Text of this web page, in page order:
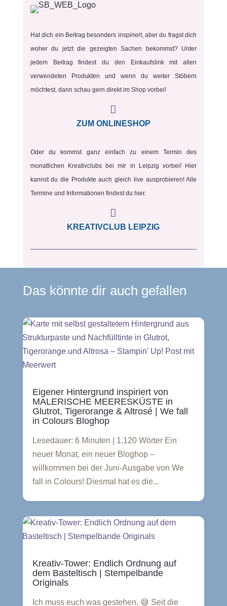
Hat dich ein Beitrag besonders inspiriert, aber du fragst dich
woher du jetzt die gezeigten Sachen bekommst? Unter
jedem Beitrag findest du den Einkaufslink mit allen
verwendeten Produkten und wenn du weiter Stöbern
möchtest, dann schau gern direkt im Shop vorbei!

ZUM ONLINESHOP
Oder du kommst ganz einfach zu einem Termin des
monatlichen Kreativclubs bei mir in Leipzig vorbei! Hier
kannst du die Produkte auch gleich live ausprobieren! Alle
Termine und Informationen findest du hier.

KREATIVCLUB LEIPZIG
Das könnte dir auch gefallen
Eigener Hintergrund inspiriert von
MALERISCHE MEERESKÜSTE in
Glutrot, Tigerorange & Altrosé | We fall
in Colours Bloghop
Lesedauer: 6 Minuten | 1.120 Wörter Ein
neuer Monat, ein neuer Bloghop –
willkommen bei der Juni-Ausgabe von We
fall in Colours! Diesmal hat es die...
Kreativ-Tower: Endlich Ordnung auf
dem Basteltisch | Stempelbande
Originals
Ich muss euch was gestehen. 😅 Seit die